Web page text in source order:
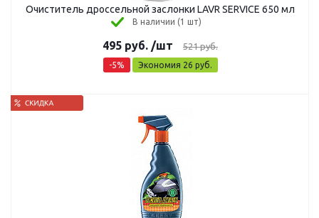
Очиститель дроссельной заслонки LAVR SERVICE 650 мл
В наличии (1 шт)
495 руб. /шт 521руб.
-5% Экономия 26 руб.